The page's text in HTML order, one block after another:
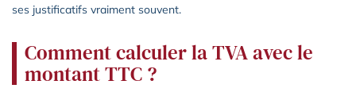
ses justificatifs vraiment souvent.
Comment calculer la TVA avec le
montant TTC ?